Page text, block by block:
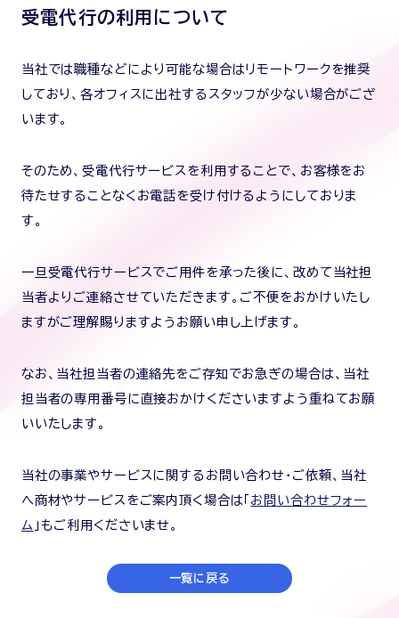
受電代行の利用について
当社では職種などにより可能な場合はリモートワークを推奨
しており、各オフィスに出社するスタッフが少ない場合がござ
います。
そのため、受電代行サービスを利用することで、お客様をお
待たせすることなくお電話を受け付けるようにしておりま
す。
一旦受電代行サービスでご用件を承った後に、改めて当社担
当者よりご連絡させていただきます。ご不便をおかけいたし
ますがご理解賜りますようお願い申し上げます。
なお、当社担当者の連絡先をご存知でお急ぎの場合は、当社
担当者の専用番号に直接おかけくださいますよう重ねてお願
いいたします。
当社の事業やサービスに関するお問い合わせ・ご依頼、当社
へ商材やサービスをご案内頂く場合は「お問い合わせフォー
ム」もご利用くださいませ。
一覧に戻る